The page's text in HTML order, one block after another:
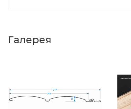
Галерея